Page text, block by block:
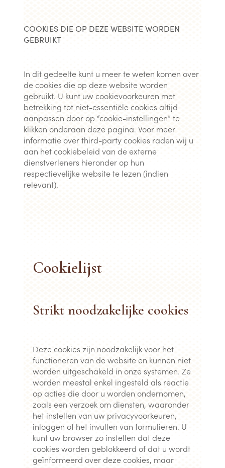
COOKIES DIE OP DEZE WEBSITE WORDEN
GEBRUIKT
In dit gedeelte kunt u meer te weten komen over
de cookies die op deze website worden
gebruikt. U kunt uw cookievoorkeuren met
betrekking tot niet-essentiële cookies altijd
aanpassen door op “cookie-instellingen” te
klikken onderaan deze pagina. Voor meer
informatie over third-party cookies raden wij u
aan het cookiebeleid van de externe
dienstverleners hieronder op hun
respectievelijke website te lezen (indien
relevant).
Cookielijst
Strikt noodzakelijke cookies
Deze cookies zijn noodzakelijk voor het
functioneren van de website en kunnen niet
worden uitgeschakeld in onze systemen. Ze
worden meestal enkel ingesteld als reactie
op acties die door u worden ondernomen,
zoals een verzoek om diensten, waaronder
het instellen van uw privacyvoorkeuren,
inloggen of het invullen van formulieren. U
kunt uw browser zo instellen dat deze
cookies worden geblokkeerd of dat u wordt
geïnformeerd over deze cookies, maar